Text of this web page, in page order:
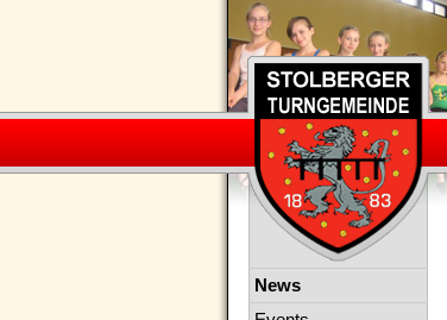
Navigation
News